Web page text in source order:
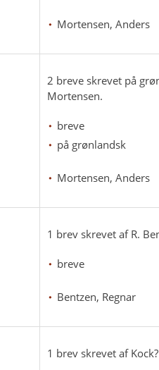
Mortensen, Anders
2 breve skrevet på
Mortensen.
breve
på grønlandsk
Mortensen, Anders
1 brev skrevet af R.
breve
Bentzen, Regnar
1 brev skrevet af